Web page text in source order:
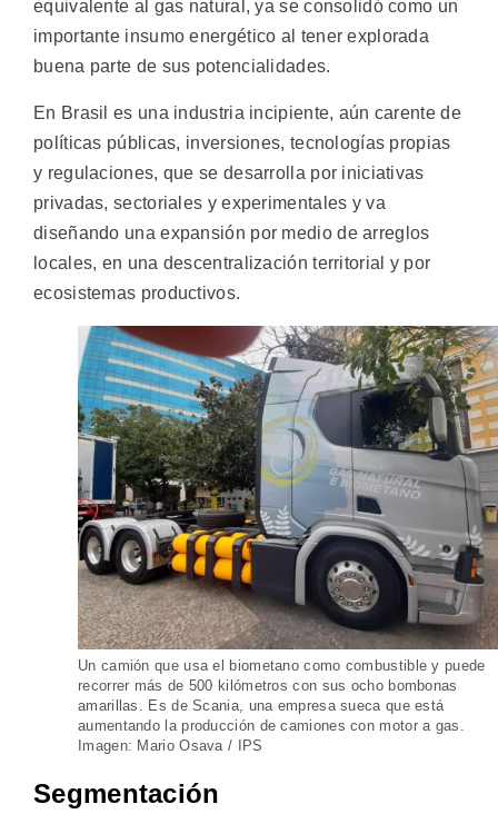
equivalente al gas natural, ya se consolidó como un
importante insumo energético al tener explorada
buena parte de sus potencialidades.
En Brasil es una industria incipiente, aún carente de
políticas públicas, inversiones, tecnologías propias
y regulaciones, que se desarrolla por iniciativas
privadas, sectoriales y experimentales y va
diseñando una expansión por medio de arreglos
locales, en una descentralización territorial y por
ecosistemas productivos.
Un camión que usa el biometano como combustible y puede
recorrer más de 500 kilómetros con sus ocho bombonas
amarillas. Es de Scania, una empresa sueca que está
aumentando la producción de camiones con motor a gas.
Imagen: Mario Osava / IPS
Segmentación